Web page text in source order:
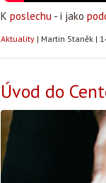
K poslechu - i jako
Aktuality | Martin Staněk |
Úvod do